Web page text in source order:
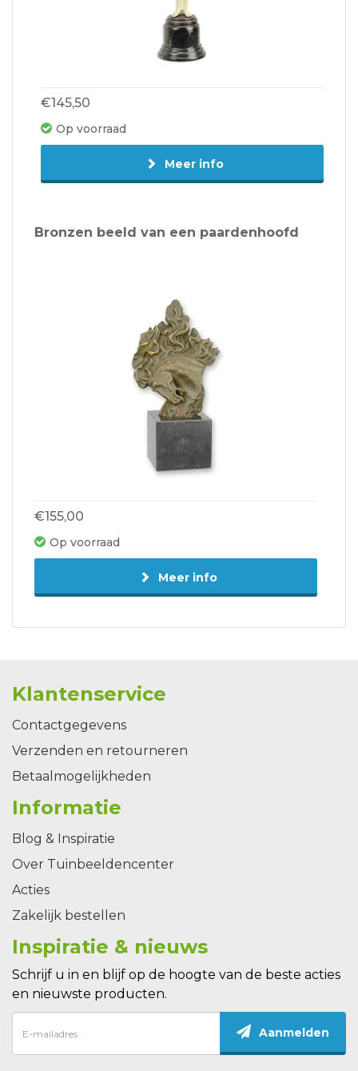
€145,50
Op voorraad
Meer info
Bronzen beeld van een paardenhoofd
€155,00
Op voorraad
Meer info
Klantenservice
Contactgegevens
Verzenden en retourneren
Betaalmogelijkheden
Informatie
Blog & Inspiratie
Over Tuinbeeldencenter
Acties
Zakelijk bestellen
Inspiratie & nieuws
Schrijf u in en blijf op de hoogte van de beste acties
en nieuwste producten.
Aanmelden